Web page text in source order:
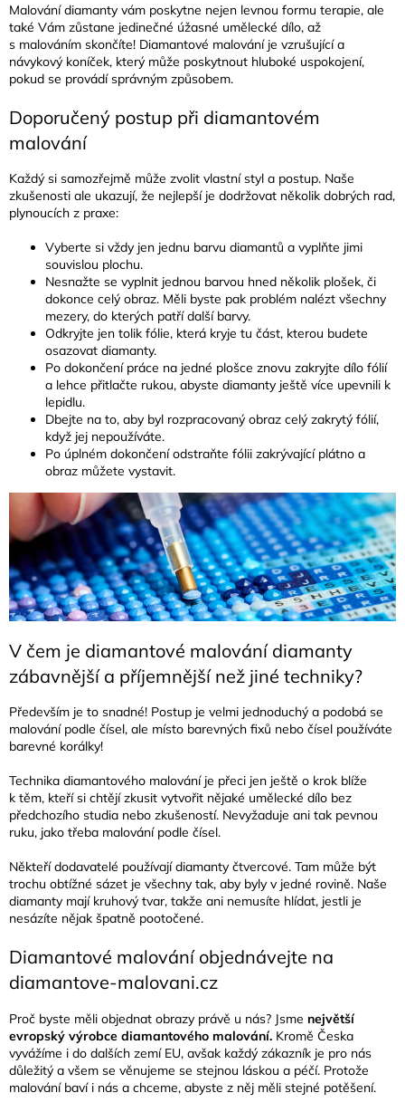
Malování diamanty vám poskytne nejen levnou formu terapie, ale
také Vám zůstane jedinečné úžasné umělecké dílo, až
s malováním skončíte! Diamantové malování je vzrušující a
návykový koníček, který může poskytnout hluboké uspokojení,
pokud se provádí správným způsobem.
Doporučený postup při diamantovém
malování
Každý si samozřejmě může zvolit vlastní styl a postup. Naše
zkušenosti ale ukazují, že nejlepší je dodržovat několik dobrých rad,
plynoucích z praxe:
Vyberte si vždy jen jednu barvu diamantů a vyplňte jimi
souvislou plochu.
Nesnažte se vyplnit jednou barvou hned několik plošek, či
dokonce celý obraz. Měli byste pak problém nalézt všechny
mezery, do kterých patří další barvy.
Odkryjte jen tolik fólie, která kryje tu část, kterou budete
osazovat diamanty.
Po dokončení práce na jedné plošce znovu zakryjte dílo fólií
a lehce přitlačte rukou, abyste diamanty ještě více upevnili k
lepidlu.
Dbejte na to, aby byl rozpracovaný obraz celý zakrytý fólií,
když jej nepoužíváte.
Po úplném dokončení odstraňte fólii zakrývající plátno a
obraz můžete vystavit.
V čem je diamantové malování diamanty
zábavnější a příjemnější než jiné techniky?
Především je to snadné! Postup je velmi jednoduchý a podobá se
malování podle čísel, ale místo barevných fixů nebo čísel používáte
barevné korálky!
Technika diamantového malování je přeci jen ještě o krok blíže
k těm, kteří si chtějí zkusit vytvořit nějaké umělecké dílo bez
předchozího studia nebo zkušeností. Nevyžaduje ani tak pevnou
ruku, jako třeba malování podle čísel.
Někteří dodavatelé používají diamanty čtvercové. Tam může být
trochu obtížné sázet je všechny tak, aby byly v jedné rovině. Naše
diamanty mají kruhový tvar, takže ani nemusíte hlídat, jestli je
nesázíte nějak špatně pootočené.
Diamantové malování objednávejte na
diamantove-malovani.cz
Proč byste měli objednat obrazy právě u nás? Jsme největší
evropský výrobce diamantového malování. Kromě Česka
vyvážíme i do dalších zemí EU, avšak každý zákazník je pro nás
důležitý a všem se věnujeme se stejnou láskou a péčí. Protože
malování baví i nás a chceme, abyste z něj měli stejné potěšení.